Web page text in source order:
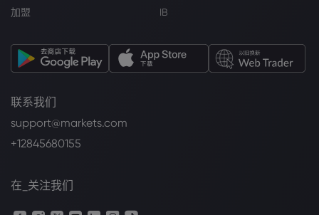
加盟 IB
联系我们
support@markets.com
+12845680155
在_关注我们